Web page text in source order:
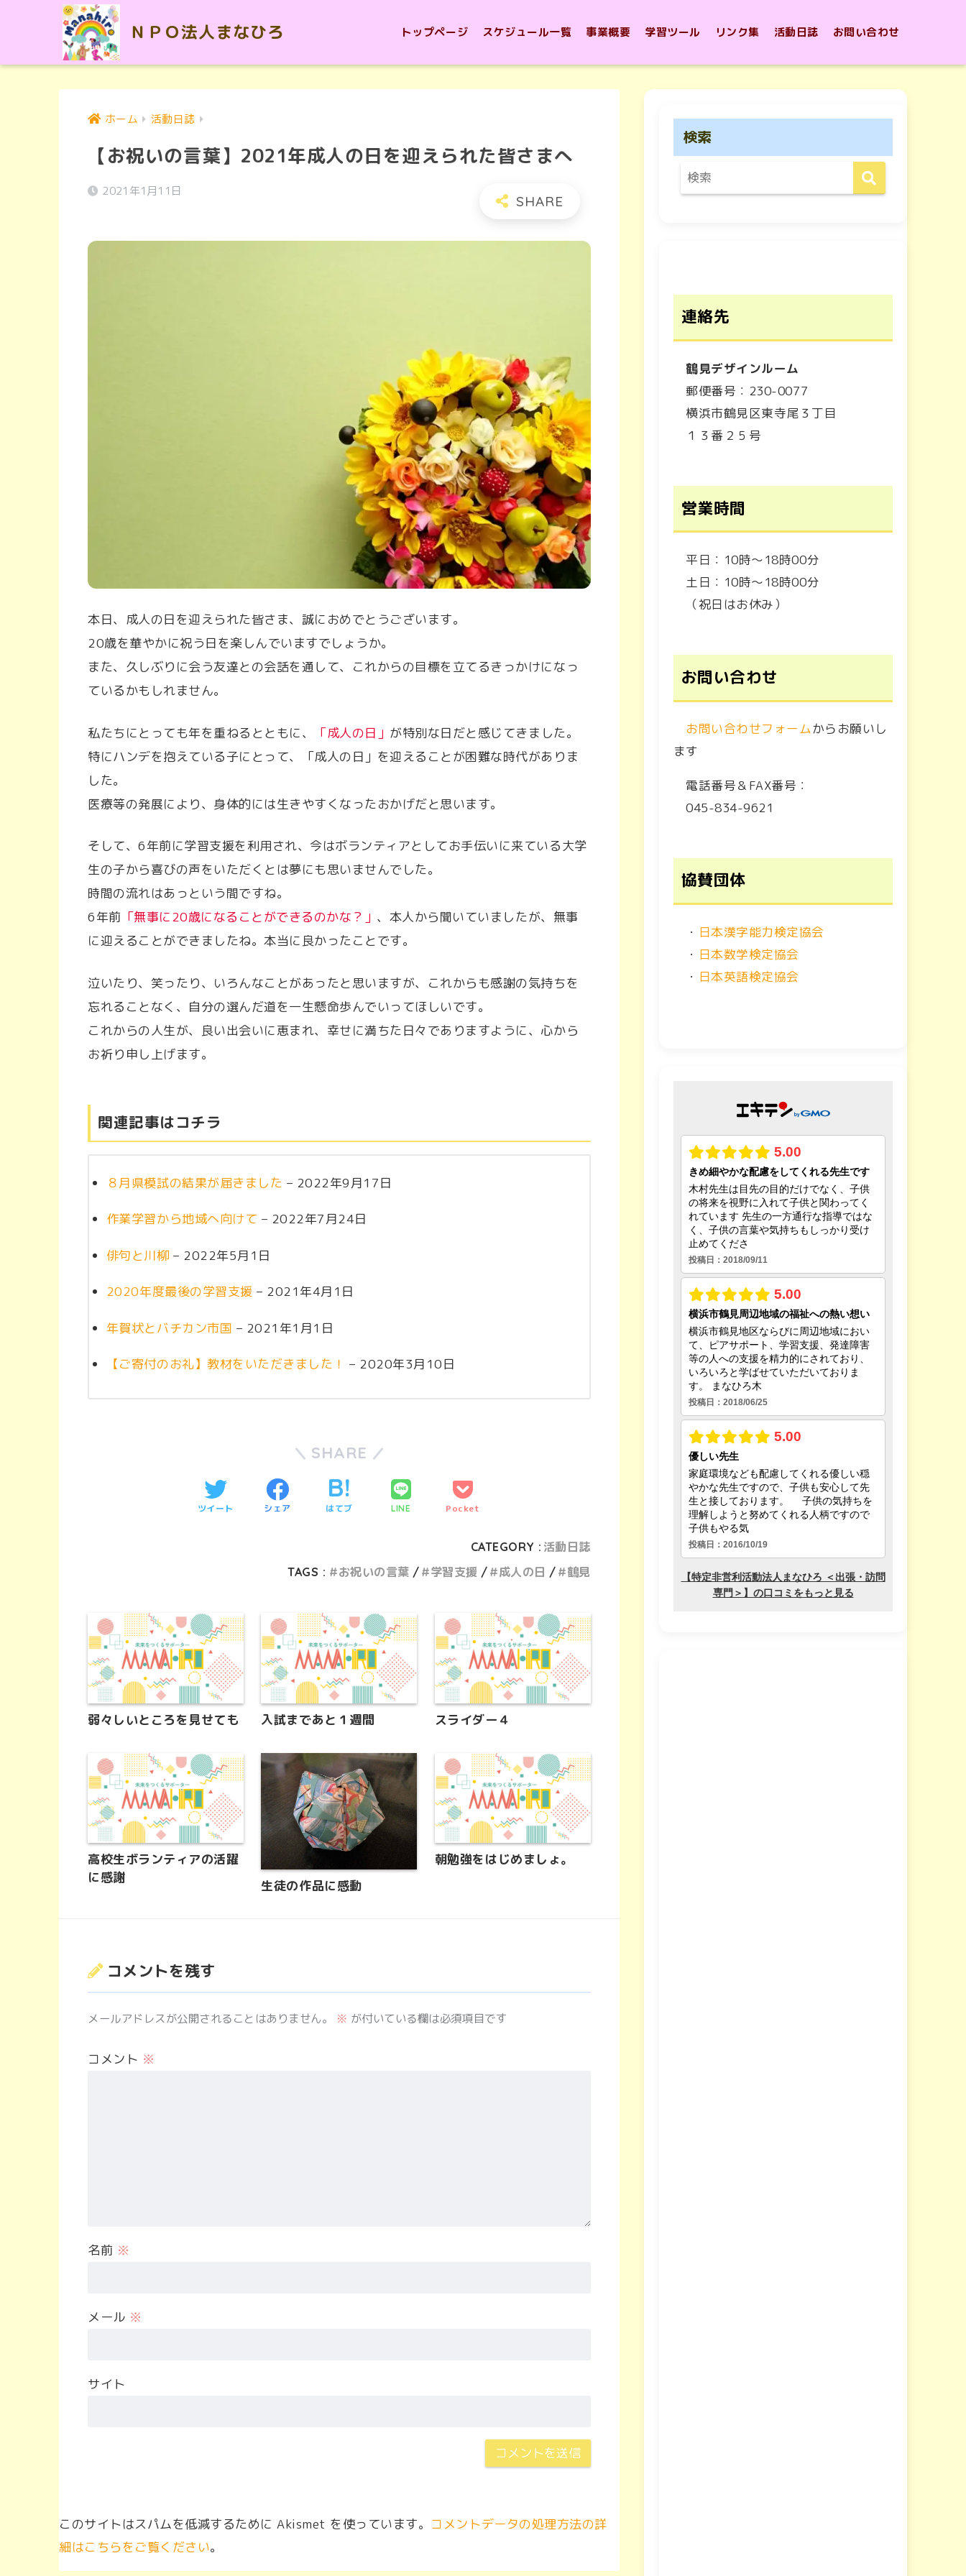
ＮＰＯ法人まなひろ トップページ スケジュール一覧 事業概要 学習ツール リンク集 活動日誌 お問い合わせ
ホーム 活動日誌
【お祝いの言葉】2021年成人の日を迎えられた皆さまへ
2021年1月11日
本日、成人の日を迎えられた皆さま、誠におめでとうございます。
20歳を華やかに祝う日を楽しんでいますでしょうか。
また、久しぶりに会う友達との会話を通して、これからの目標を立てるきっかけになっ
ているかもしれません。
私たちにとっても年を重ねるとともに、 「成人の日」 が特別な日だと感じてきました。
特にハンデを抱えている子にとって、「成人の日」を迎えることが困難な時代がありま
した。
医療等の発展により、身体的には生きやすくなったおかげだと思います。
そして、6年前に学習支援を利用され、今はボランティアとしてお手伝いに来ている大学
生の子から喜びの声をいただくとは夢にも思いませんでした。
時間の流れはあっという間ですね。
6年前 「無事に20歳になることができるのかな？」 、本人から聞いていましたが、無事
に迎えることができましたね。本当に良かったことです。
泣いたり、笑ったり、いろんなことがあったと思いますが、これからも感謝の気持ちを
忘れることなく、自分の選んだ道を一生懸命歩んでいってほしいです。
これからの人生が、良い出会いに恵まれ、幸せに満ちた日々でありますように、心から
お祈り申し上げます。
関連記事はコチラ
８月県模試の結果が届きました – 2022年9月17日
作業学習から地域へ向けて – 2022年7月24日
俳句と川柳 – 2022年5月1日
2020年度最後の学習支援 – 2021年4月1日
年賀状とバチカン市国 – 2021年1月1日
【ご寄付のお礼】教材をいただきました！ – 2020年3月10日
SHARE
ツイート シェア はてブ LINE Pocket
CATEGORY : 活動日誌
TAGS :
お祝いの言葉 学習支援 成人の日 鶴見
弱々しいところを見せても 入試まであと１週間 スライダー４
高校生ボランティアの活躍
に感謝
生徒の作品に感動
朝勉強をはじめましょ。
コメントを残す
メールアドレスが公開されることはありません。 ※ が付いている欄は必須項目です
コメント ※
名前 ※
メール ※
サイト
このサイトはスパムを低減するために Akismet を使っています。 コメントデータの処理方法の詳
細はこちらをご覧ください。
検索
連絡先
鶴見デザインルーム
郵便番号：230-0077
横浜市鶴見区東寺尾３丁目
１３番２５号
営業時間
平日：10時～18時00分
土日：10時～18時00分
（祝日はお休み）
お問い合わせ
お問い合わせフォームからお願いし
ます
電話番号＆FAX番号：
045-834-9621
協賛団体
・ 日本漢字能力検定協会
・ 日本数学検定協会
・ 日本英語検定協会